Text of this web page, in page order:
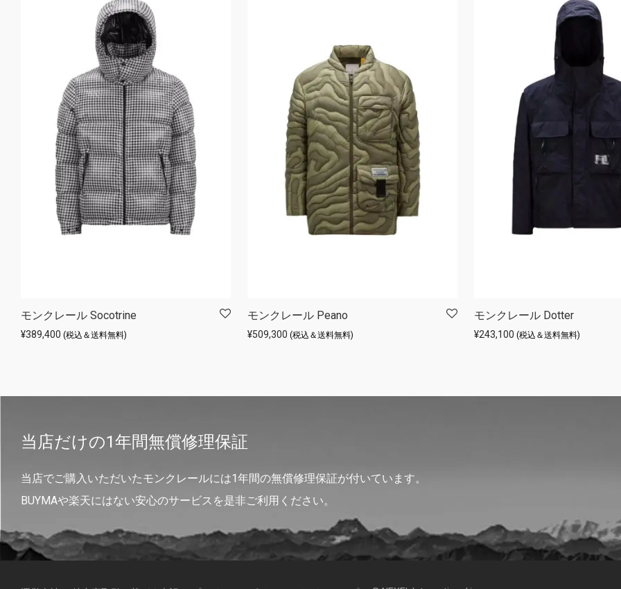
モンクレール Socotrine
¥389,400 (税込＆送料無料)
モンクレール Peano
¥509,300 (税込＆送料無料)
モンクレール Dotter
¥243,100 (税込＆送料無料)
当店だけの1年間無償修理保証
当店でご購入いただいたモンクレールには1年間の無償修理保証が付いています。
BUYMAや楽天にはない安心のサービスを是非ご利用ください。